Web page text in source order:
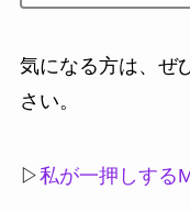
気になる方は、ぜ
さい。
▷私が一押しする